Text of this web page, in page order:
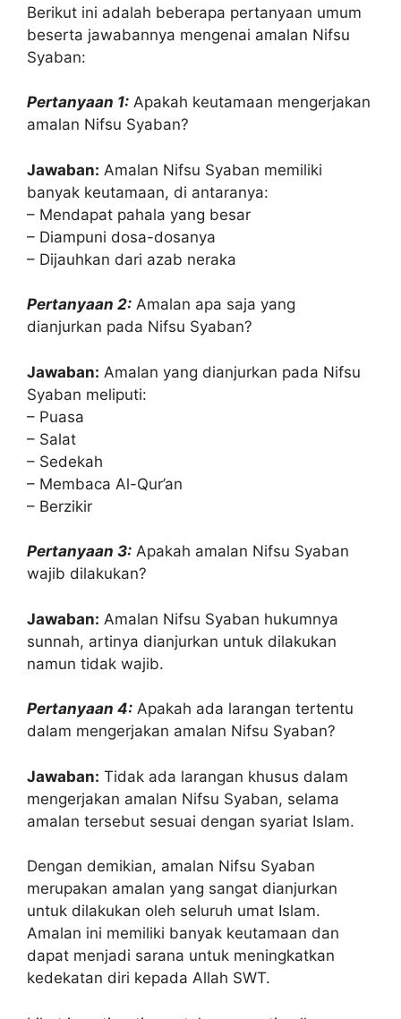
Berikut ini adalah beberapa pertanyaan umum
beserta jawabannya mengenai amalan Nifsu
Syaban:
Pertanyaan 1: Apakah keutamaan mengerjakan
amalan Nifsu Syaban?
Jawaban: Amalan Nifsu Syaban memiliki
banyak keutamaan, di antaranya:
– Mendapat pahala yang besar
– Diampuni dosa-dosanya
– Dijauhkan dari azab neraka
Pertanyaan 2: Amalan apa saja yang
dianjurkan pada Nifsu Syaban?
Jawaban: Amalan yang dianjurkan pada Nifsu
Syaban meliputi:
– Puasa
– Salat
– Sedekah
– Membaca Al-Qur’an
– Berzikir
Pertanyaan 3: Apakah amalan Nifsu Syaban
wajib dilakukan?
Jawaban: Amalan Nifsu Syaban hukumnya
sunnah, artinya dianjurkan untuk dilakukan
namun tidak wajib.
Pertanyaan 4: Apakah ada larangan tertentu
dalam mengerjakan amalan Nifsu Syaban?
Jawaban: Tidak ada larangan khusus dalam
mengerjakan amalan Nifsu Syaban, selama
amalan tersebut sesuai dengan syariat Islam.
Dengan demikian, amalan Nifsu Syaban
merupakan amalan yang sangat dianjurkan
untuk dilakukan oleh seluruh umat Islam.
Amalan ini memiliki banyak keutamaan dan
dapat menjadi sarana untuk meningkatkan
kedekatan diri kepada Allah SWT.